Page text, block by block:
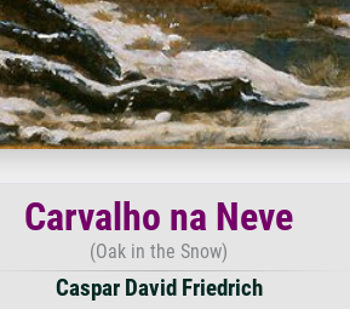
Carvalho na Neve
(Oak in the Snow)
Caspar David Friedrich